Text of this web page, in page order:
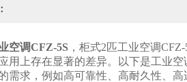
空调CFZ-5S ，柜式2匹工业空调
用上存在显著的差异。以下是工业
需求，例如高可靠性、高耐久性、